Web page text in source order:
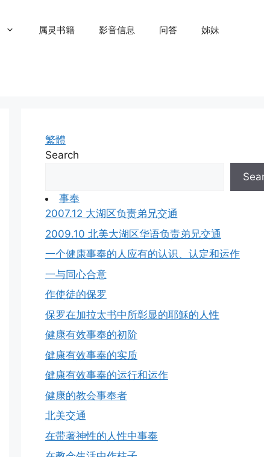
属灵书籍 影音信息 问答 姊妹
繁體
Search
事奉
2007.12 大湖区负责弟兄交通
2009.10 北美大湖区华语负责弟兄交通
一个健康事奉的人应有的认识、认定和运作
一与同心合意
作使徒的保罗
保罗在加拉太书中所彰显的耶穌的人性
健康有效事奉的初阶
健康有效事奉的实质
健康有效事奉的运行和运作
健康的教会事奉者
北美交通
在带著神性的人性中事奉